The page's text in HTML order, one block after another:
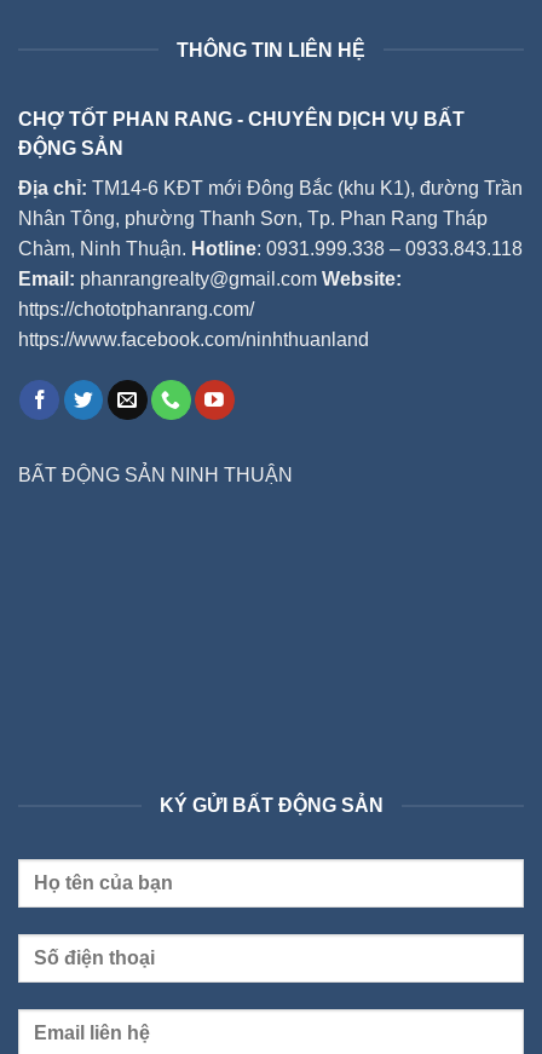
THÔNG TIN LIÊN HỆ
CHỢ TỐT PHAN RANG - CHUYÊN DỊCH VỤ BẤT
ĐỘNG SẢN
Địa chỉ: TM14-6 KĐT mới Đông Bắc (khu K1), đường Trần
Nhân Tông, phường Thanh Sơn, Tp. Phan Rang Tháp
Chàm, Ninh Thuận. Hotline: 0931.999.338 – 0933.843.118
Email: phanrangrealty@gmail.com Website:
https://chototphanrang.com/
https://www.facebook.com/ninhthuanland
BẤT ĐỘNG SẢN NINH THUẬN
KÝ GỬI BẤT ĐỘNG SẢN